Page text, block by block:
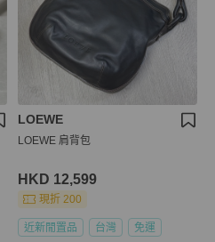
LOEWE
LOEWE 肩背包
HKD 12,599
現折 200
近新閒置品 台灣 免運